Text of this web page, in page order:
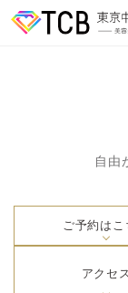
自由
ご予約はこ
アクセ